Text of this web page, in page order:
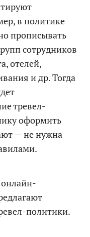
в политике
прописывать
сотрудников
отелей,
и др. Тогда
тревел-
оформить
— не нужна
политики.